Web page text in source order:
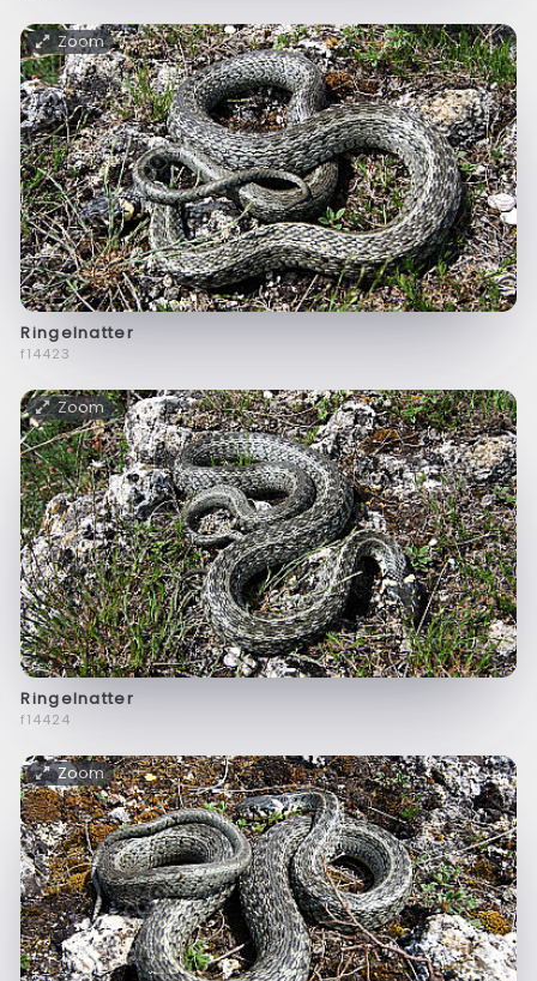
Zoom
Ringelnatter
f14423
Zoom
Ringelnatter
f14424
Zoom